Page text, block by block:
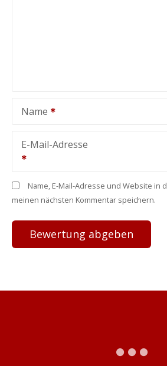
Name
E-Mail-Adresse
Name, E-Mail-Adresse und Website in
meinen nächsten Kommentar speichern.